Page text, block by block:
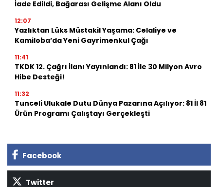
İade Edildi, Bağarası Gelişme Alanı Oldu
12:07
Yazlıktan Lüks Müstakil Yaşama: Celaliye ve
Kamiloba’da Yeni Gayrimenkul Çağı
11:41
TKDK 12. Çağrı İlanı Yayınlandı: 81 İle 30 Milyon Avro
Hibe Desteği!
11:32
Tunceli Ulukale Dutu Dünya Pazarına Açılıyor: 81 İl 81
Ürün Programı Çalıştayı Gerçekleşti
Facebook
Twitter